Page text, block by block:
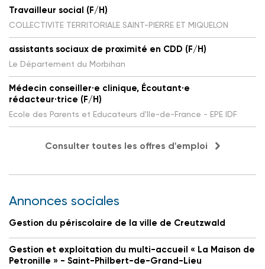
Travailleur social (F/H)
COLLECTIVITE TERRITORIALE SAINT-PIERRE ET MIQUELON
assistants sociaux de proximité en CDD (F/H)
Le Département du Morbihan
Médecin conseiller·e clinique, Écoutant·e
rédacteur·trice (F/H)
Ecole des Parents et Educateurs d'Ile-de-France - EPE IDF
Consulter toutes les offres d'emploi
Annonces sociales
Gestion du périscolaire de la ville de Creutzwald
Gestion et exploitation du multi-accueil « La Maison de
Petronille » - Saint-Philbert-de-Grand-Lieu